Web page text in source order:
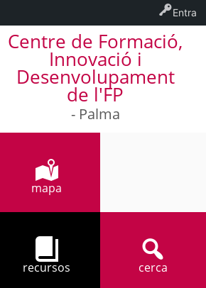
Centre de Formació,
Innovació i
Desenvolupament
de l'FP
- Palma
mapa
recursos cerca
Entra